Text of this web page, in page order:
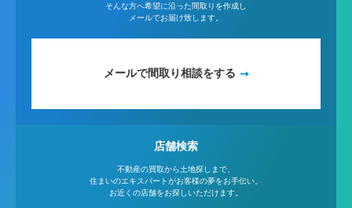
そんな方へ希望に沿った間取りを作成し
メールでお届け致します。
メールで間取り相談をする
店舗検索
不動産の買取から土地探しまで、
住まいのエキスパートがお客様の夢をお手伝い。
お近くの店舗をお探しいただけます。